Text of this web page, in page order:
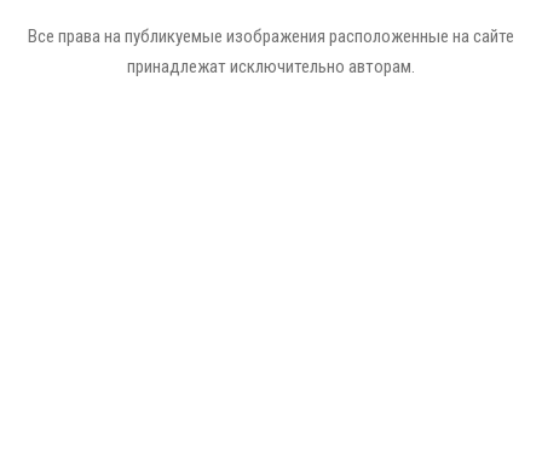
Все права на публикуемые изображения расположенные на сайте
принадлежат исключительно авторам.